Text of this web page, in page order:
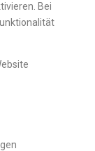
Bei